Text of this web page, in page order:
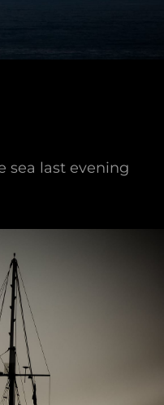
sea last evening